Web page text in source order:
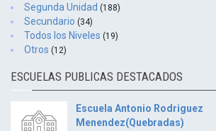
Segunda Unidad (188)
Secundario (34)
Todos los Niveles (19)
Otros (12)
ESCUELAS PUBLICAS DESTACADOS
Escuela Antonio Rodriguez
Menendez(Quebradas)